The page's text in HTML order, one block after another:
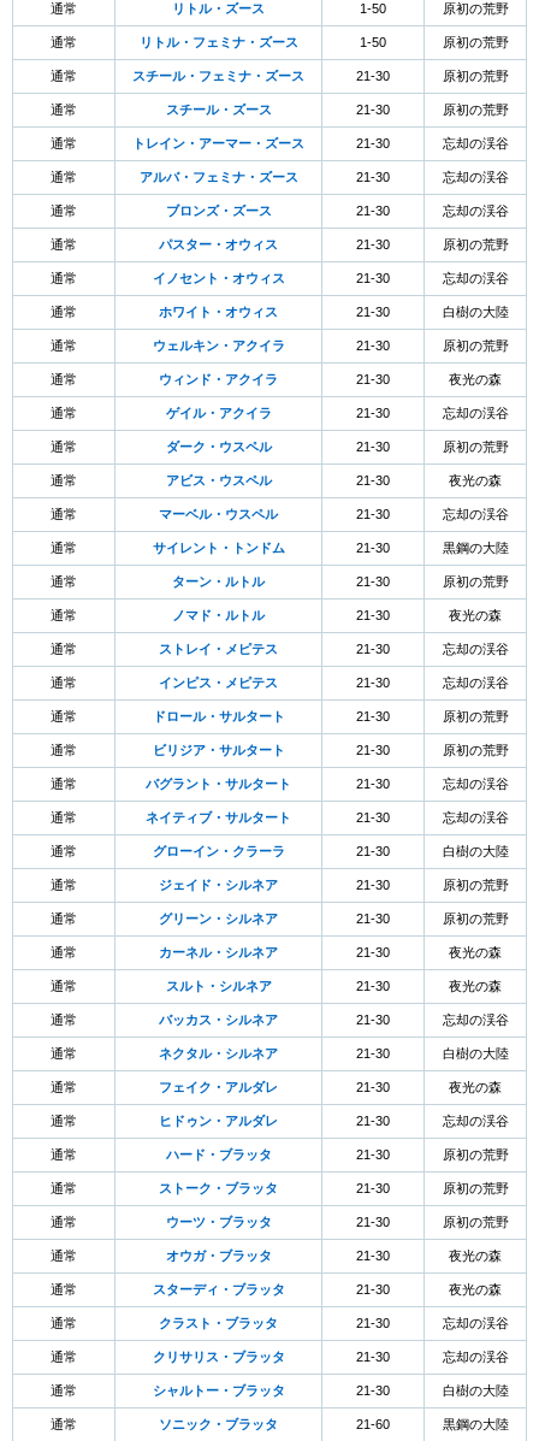
通常 リトル・ズース 1-50 原初の荒野
通常 リトル・フェミナ・ズース 1-50 原初の荒野
通常 スチール・フェミナ・ズース 21-30 原初の荒野
通常 スチール・ズース 21-30 原初の荒野
通常 トレイン・アーマー・ズース 21-30 忘却の渓谷
通常 アルバ・フェミナ・ズース 21-30 忘却の渓谷
通常 ブロンズ・ズース 21-30 忘却の渓谷
通常 パスター・オウィス 21-30 原初の荒野
通常 イノセント・オウィス 21-30 忘却の渓谷
通常 ホワイト・オウィス 21-30 白樹の大陸
通常 ウェルキン・アクイラ 21-30 原初の荒野
通常 ウィンド・アクイラ 21-30 夜光の森
通常 ゲイル・アクイラ 21-30 忘却の渓谷
通常 ダーク・ウスペル 21-30 原初の荒野
通常 アビス・ウスペル 21-30 夜光の森
通常 マーベル・ウスペル 21-30 忘却の渓谷
通常 サイレント・トンドム 21-30 黒鋼の大陸
通常 ターン・ルトル 21-30 原初の荒野
通常 ノマド・ルトル 21-30 夜光の森
通常 ストレイ・メピテス 21-30 忘却の渓谷
通常 インピス・メピテス 21-30 忘却の渓谷
通常 ドロール・サルタート 21-30 原初の荒野
通常 ビリジア・サルタート 21-30 原初の荒野
通常 バグラント・サルタート 21-30 忘却の渓谷
通常 ネイティブ・サルタート 21-30 忘却の渓谷
通常 グローイン・クラーラ 21-30 白樹の大陸
通常 ジェイド・シルネア 21-30 原初の荒野
通常 グリーン・シルネア 21-30 原初の荒野
通常 カーネル・シルネア 21-30 夜光の森
通常 スルト・シルネア 21-30 夜光の森
通常 バッカス・シルネア 21-30 忘却の渓谷
通常 ネクタル・シルネア 21-30 白樹の大陸
通常 フェイク・アルダレ 21-30 夜光の森
通常 ヒドゥン・アルダレ 21-30 忘却の渓谷
通常 ハード・ブラッタ 21-30 原初の荒野
通常 ストーク・ブラッタ 21-30 原初の荒野
通常 ウーツ・ブラッタ 21-30 原初の荒野
通常 オウガ・ブラッタ 21-30 夜光の森
通常 スターディ・ブラッタ 21-30 夜光の森
通常 クラスト・ブラッタ 21-30 忘却の渓谷
通常 クリサリス・ブラッタ 21-30 忘却の渓谷
通常 シャルトー・ブラッタ 21-30 白樹の大陸
通常 ソニック・ブラッタ 21-60 黒鋼の大陸